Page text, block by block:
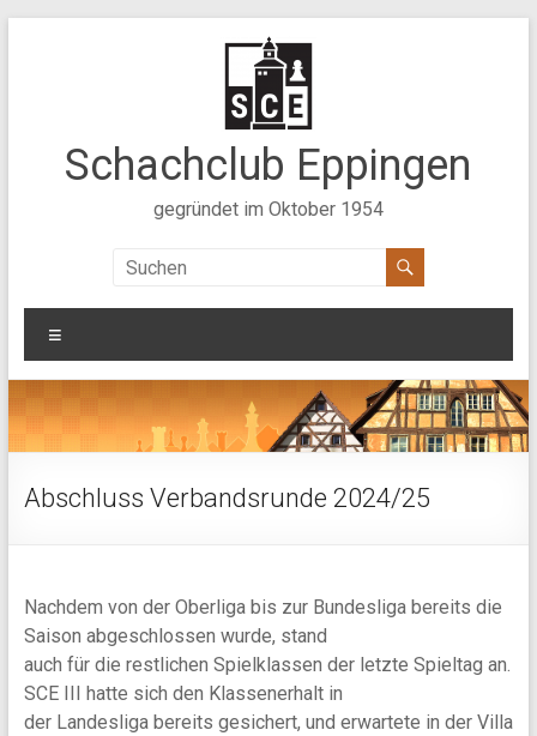
Schachclub Eppingen
gegründet im Oktober 1954
Abschluss Verbandsrunde 2024/25
Nachdem von der Oberliga bis zur Bundesliga bereits die
Saison abgeschlossen wurde, stand
auch für die restlichen Spielklassen der letzte Spieltag an.
SCE III hatte sich den Klassenerhalt in
der Landesliga bereits gesichert, und erwartete in der Villa